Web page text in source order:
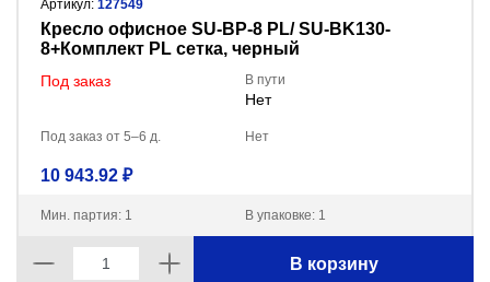
Артикул: 127549
Кресло офисное SU-BP-8 PL/ SU-BK130-
8+Комплект PL сетка, черный
Под заказ В пути
Нет
Под заказ от 5–6 д. Нет
10 943.92 ₽
Мин. партия: 1 В упаковке: 1
В корзину